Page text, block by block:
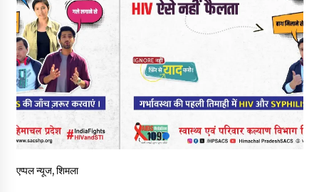
नेता प्रतिपक्ष जयराम के आरोप निराधार, सबूत हैं तो सार्वजनिक करें: नरेश
चौहान
06/08/2026
बड़ी ख़बर – अनुबंध कर्मचारियों को बैक डेट से नहीं मिलेगा नियमितीकरण,
05/08/2026
देहरा पुलिस की बड़ी कार्रवाई- 90 लाख नकद और 2 करोड़के सोने के
एप्पल न्यूज, शिमला